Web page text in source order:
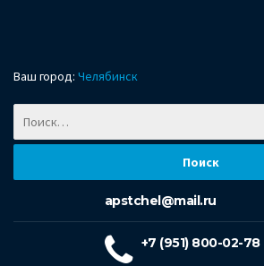
Ваш город: Челябинск
apstchel@mail.ru
+7 (951) 800-02-78